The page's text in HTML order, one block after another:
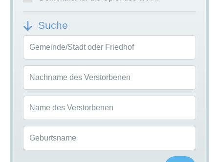
Suche
Gemeinde/Stadt oder Friedhof
Nachname des Verstorbenen
Name des Verstorbenen
Geburtsname